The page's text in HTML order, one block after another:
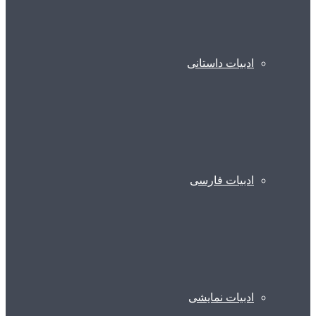
ادبیات داستانی
ادبیات فارسی
ادبیات نمایشی